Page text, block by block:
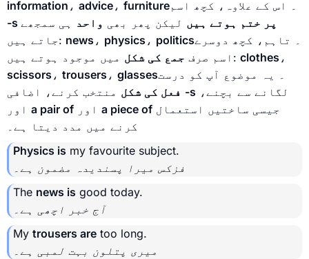
information ، advice ، furniture۔ اس کے علاوہ، کچھ اسم
-s پر ختم ہوتے ہیں لیکن پھر بھی واحد ہی سمجھے
جاتے ہیں: news ، physics ، politics۔ تاہم، کچھ دوسرے
اسم صرف جمع کی شکل میں موجود ہوتے ہیں: clothes ،
scissors ، trousers ، glasses۔ یہ موضوع آپ کو درست
فعل کی شکل -s
a pair of a piece of
کرنے میں مدد دیتا ہے۔
Physics is my favourite subject.
فزکس میرا پسندیدہ مضمون ہے۔
The news is good today.
آج خبر اچھی ہے۔
My trousers are too long.
میری پتلون بہت لمبی ہے۔